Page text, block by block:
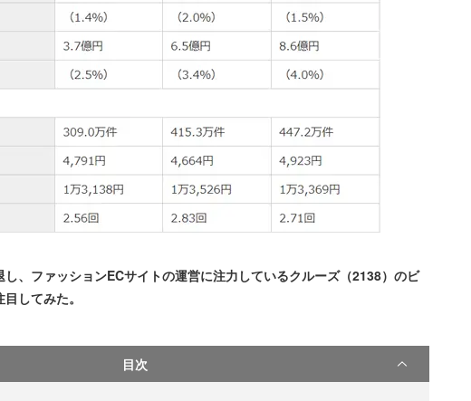
、ファッションECサイトの運営に注力しているクルーズ（2138）のビ
してみた。
目次